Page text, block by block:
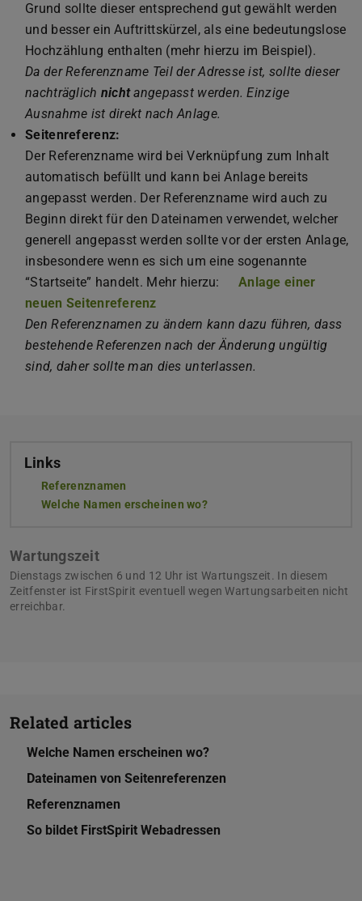
Grund sollte dieser entsprechend gut gewählt werden
und besser ein Auftrittskürzel, als eine bedeutungslose
Hochzählung enthalten (mehr hierzu im Beispiel).
Da der Referenzname Teil der Adresse ist, sollte dieser
nachträglich nichtangepasst werden. Einzige
Ausnahme ist direkt nach Anlage.
Seitenreferenz:
Der Referenzname wird bei Verknüpfung zum Inhalt
automatisch befüllt und kann bei Anlage bereits
angepasst werden. Der Referenzname wird auch zu
Beginn direkt für den Dateinamen verwendet, welcher
generell angepasst werden sollte vor der ersten Anlage,
insbesondere wenn es sich um eine sogenannte
“Startseite” handelt. Mehr hierzu:
Anlage einer
neuen Seitenreferenz
Den Referenznamen zu ändern kann dazu führen, dass
bestehende Referenzen nach der Änderung ungültig
sind, daher sollte man dies unterlassen.
Links
Referenznamen
Welche Namen erscheinen wo?
Wartungszeit
Dienstags zwischen 6 und 12 Uhr ist Wartungszeit. In diesem
Zeitfenster ist FirstSpirit eventuell wegen Wartungsarbeiten nicht
erreichbar.
Related articles
Welche Namen erscheinen wo?
Dateinamen von Seitenreferenzen
Referenznamen
So bildet FirstSpirit Webadressen